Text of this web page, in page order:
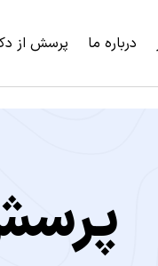
درباره ما پرسش از